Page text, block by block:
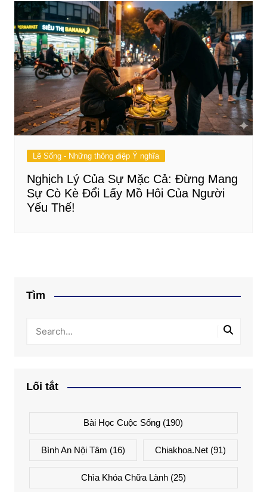
Lẽ Sống - Những thông điệp Ý nghĩa
Nghịch Lý Của Sự Mặc Cả: Đừng Mang
Sự Cò Kè Đổi Lấy Mồ Hôi Của Người
Yếu Thế!
Tìm
Lối tắt
Bài Học Cuộc Sống (190)
Bình An Nội Tâm (16) Chiakhoa.net (91)
Chìa Khóa Chữa Lành(25)